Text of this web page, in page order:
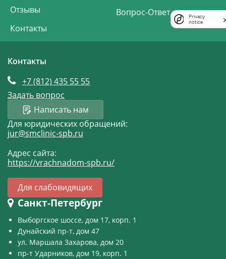
Отзывы
Контакты
Вопрос-Ответ
Контакты
+7 (812) 435 55 55
Задать вопрос
Написать нам
Для юридических обращений:
jur@smclinic-spb.ru
Адрес сайта:
https://vrachnadom-spb.ru/
Для слабовидящих
Санкт-Петербург
Выборгское шоссе, дом 17, корп. 1
Дунайский пр-т, дом 47
ул. Маршала Захарова, дом 20
пр-т Ударников, дом 19, корп. 1
Privacy
notice